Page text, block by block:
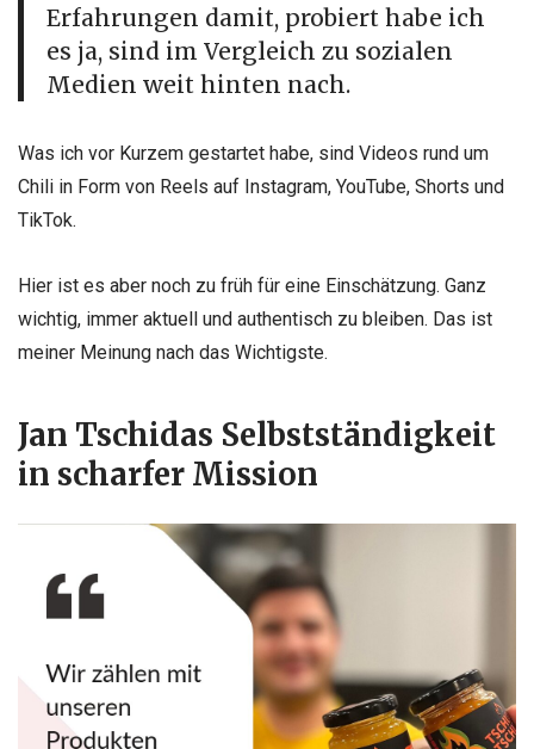
Erfahrungen damit, probiert habe ich
es ja, sind im Vergleich zu sozialen
Medien weit hinten nach.
Was ich vor Kurzem gestartet habe, sind Videos rund um
Chili in Form von Reels auf Instagram, YouTube, Shorts und
TikTok.
Hier ist es aber noch zu früh für eine Einschätzung. Ganz
wichtig, immer aktuell und authentisch zu bleiben. Das ist
meiner Meinung nach das Wichtigste.
Jan Tschidas Selbstständigkeit
in scharfer Mission